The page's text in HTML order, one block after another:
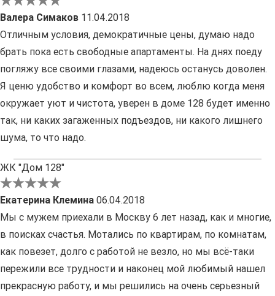
Валера Симаков 11.04.2018
Отличным условия, демократичные цены, думаю надо
брать пока есть свободные апартаменты. На днях поеду
погляжу все своими глазами, надеюсь останусь доволен.
Я ценю удобство и комфорт во всем, люблю когда меня
окружает уют и чистота, уверен в доме 128 будет именно
так, ни каких загаженных подъездов, ни какого лишнего
шума, то что надо.
ЖК "Дом 128"
Екатерина Клемина 06.04.2018
Мы с мужем приехали в Москву 6 лет назад, как и многие,
в поисках счастья. Мотались по квартирам, по комнатам,
как повезет, долго с работой не везло, но мы всё-таки
пережили все трудности и наконец мой любимый нашел
прекрасную работу, и мы решились на очень серьезный